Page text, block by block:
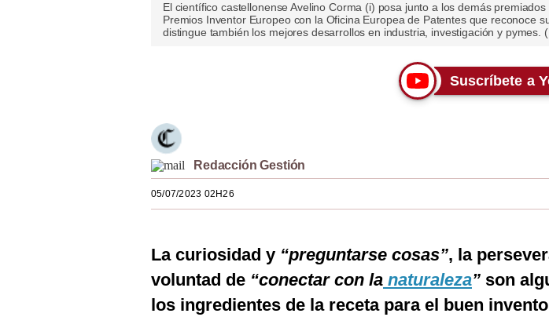
El científico castellonense Avelino Corma (i) posa junto a los demás
Premios Inventor Europeo con la Oficina Europea de Patentes que reconoce
distingue también los mejores desarrollos en industria, investigación y pymes.
Suscríbete a
Redacción Gestión
05/07/2023 02H26
La curiosidad y “preguntarse cosas”, la
voluntad de “conectar con la naturaleza” son
los ingredientes de la receta para el buen